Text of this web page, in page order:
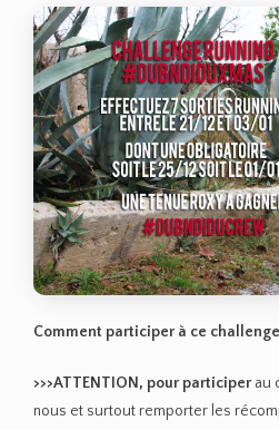
Comment participer à ce challenge
>>>ATTENTION, pour participer au
nous et surtout remporter les